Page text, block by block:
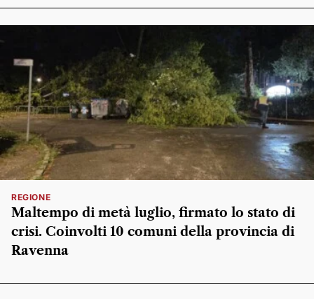
REGIONE
Maltempo di metà luglio, firmato lo stato di
crisi. Coinvolti 10 comuni della provincia di
Ravenna